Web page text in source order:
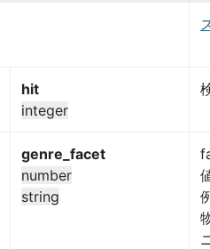
hit
integer
genre_facet
number
string